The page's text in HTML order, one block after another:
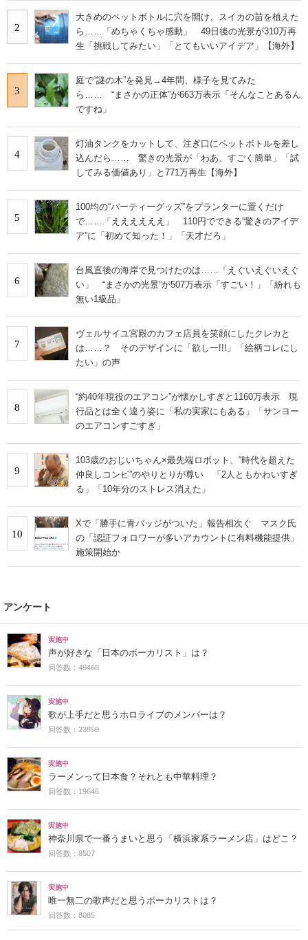
2
大きめのペットボトルに穴を開け、スイカの苗を植えた
ら……「めちゃくちゃ感動」 49日後の光景が310万再
生「挑戦してみたい」「とてもいいアイデア」【海外】
3
庭で“謎の木”を発見→4年間、様子を見てみた
ら…… “まさかの正体”が663万表示「そんなことあるん
ですね」
4
灯油タンクをカットして、注ぎ口にペットボトルを差し
込んだら…… 驚きの光景が「わあ、すごく簡単」「試
してみる価値あり」と771万再生【海外】
5
100均の“パーティーグッズ”をプランターに置くだけ
で……「ええええええ」 110円でできる“驚きのアイデ
ア”に「初めて知った！」「天才だろ」
6
台風直後の海岸で見つけたのは……「えぐいえぐいえぐ
い」 “まさかの光景”が507万表示「すごい！」「紛れも
無い1級品」
7
ヴェルサイユ宮殿のカフェ店員を笑顔にしたクレカと
は……？ そのデザインに「欲しー!!!」「絵柄コレにし
たい」の声
8
“約40年現役のエアコン”が懐かしすぎと1160万表示 現
行品とは全く違う姿に「私の実家にもある」「サンヨー
のエアコンすごすぎ」
9
103歳のおじいちゃん×最先端ロボット、“時代を超えた
仲良しコンビ”のやりとりが尊い 「2人ともかわいすぎ
る」「10年分のストレス消えた」
10
Xで「勝手に青バッジがついた」報告相次ぐ マスク氏
の「認証フォロワーが多いアカウントに有料機能提供」
施策開始か
アンケート
実施中
声が好きな「日本のボーカリスト」は？
回答数：49468
実施中
歌が上手だと思うホロライブのメンバーは？
回答数：23859
実施中
ラーメンって日本食？それとも中華料理？
回答数：19646
実施中
神奈川県で一番うまいと思う「横浜家系ラーメン店」はどこ？
回答数：8507
実施中
唯一無二の歌声だと思うボーカリストは？
回答数：8085